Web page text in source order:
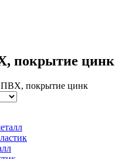
покрытие цинк
ПВХ, покрытие цинк